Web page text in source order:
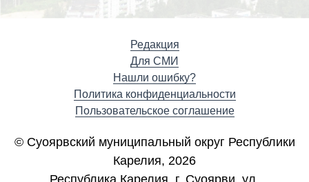
Редакция
Для СМИ
Нашли ошибку?
Политика конфиденциальности
Пользовательское соглашение
© Суоярвский муниципальный округ Республики
Карелия, 2026
Республика Карелия, г. Cуоярви, ул.